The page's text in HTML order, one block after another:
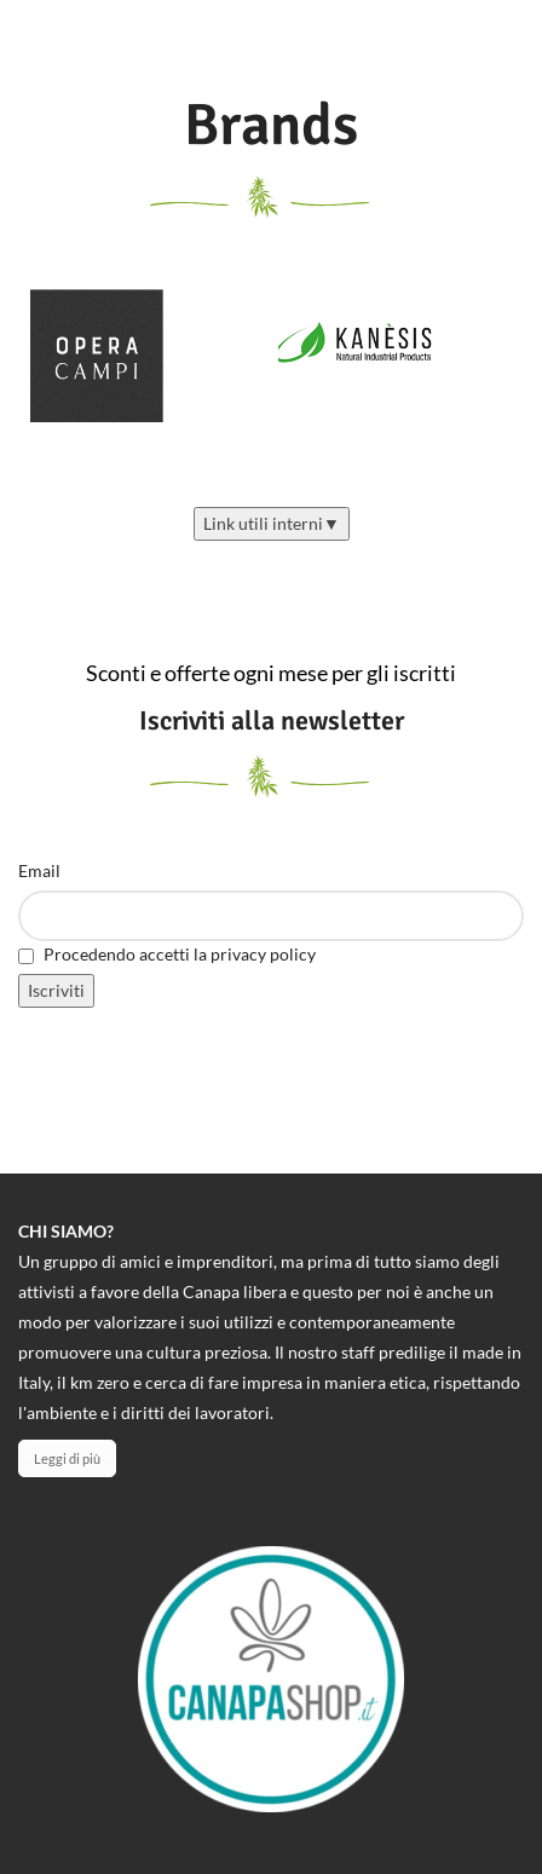
Brands
Link utili interni ▼
Sconti e offerte ogni mese per gli iscritti
Iscriviti alla newsletter
Email
Procedendo accetti la privacy policy
CHI SIAMO?
Un gruppo di amici e imprenditori, ma prima di tutto siamo degli
attivisti a favore della Canapa libera e questo per noi è anche un
modo per valorizzare i suoi utilizzi e contemporaneamente
promuovere una cultura preziosa. Il nostro staff predilige il made in
Italy, il km zero e cerca di fare impresa in maniera etica, rispettando
l'ambiente e i diritti dei lavoratori.
Leggi di più